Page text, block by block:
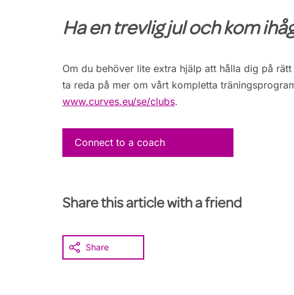
Ha en trevlig jul och kom
Om du behöver lite extra hjälp att hålla dig på
ta reda på mer om vårt kompletta
www.curves.eu/se/clubs.
Connect to a coach
Share this article with a friend
Share